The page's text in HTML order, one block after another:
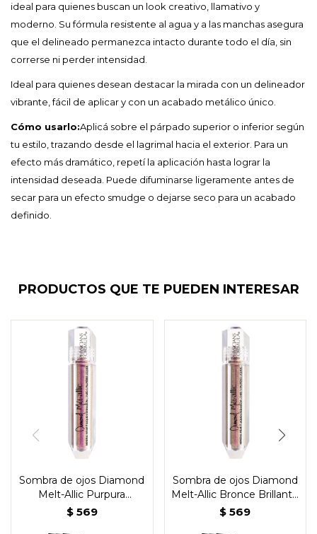
ideal para quienes buscan un look creativo, llamativo y
moderno. Su fórmula resistente al agua y a las manchas asegura
que el delineado permanezca intacto durante todo el día, sin
correrse ni perder intensidad.
Ideal para quienes desean destacar la mirada con un delineador
vibrante, fácil de aplicar y con un acabado metálico único.
Cómo usarlo:Aplicá sobre el párpado superior o inferior según
tu estilo, trazando desde el lagrimal hacia el exterior. Para un
efecto más dramático, repetí la aplicación hasta lograr la
intensidad deseada. Puede difuminarse ligeramente antes de
secar para un efecto smudge o dejarse seco para un acabado
definido.
PRODUCTOS QUE TE PUEDEN INTERESAR
Sombra de ojos Diamond
Melt-Allic Purpura
Preciosa - Physicians
$ 569
Sombra de ojos Diamond
Melt-Allic Bronce Brillante
- Physicians
$ 569